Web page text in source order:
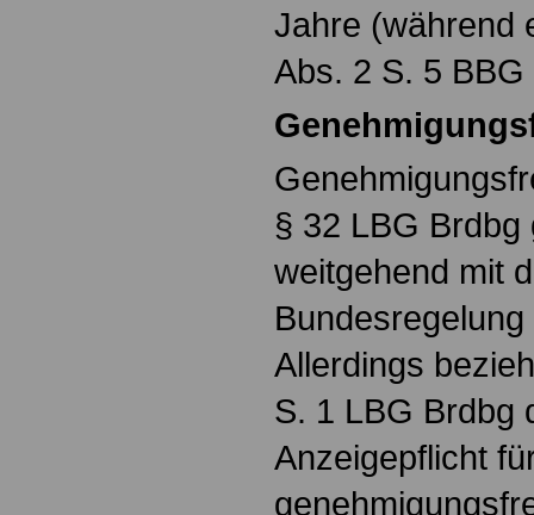
Jahre (während
Abs. 2 S. 5
§ 32 LBG Brdbg
weitgehend mit
Allerdings
S. 1 LBG Brdbg
Anzeigepflicht